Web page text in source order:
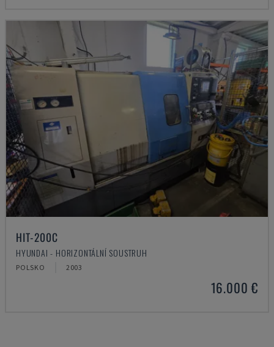
HIT-200C
HYUNDAI - HORIZONTÁLNÍ SOUSTRUH
POLSKO 2003
16.000 €